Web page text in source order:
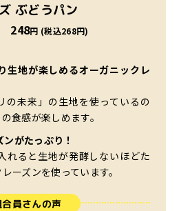
ぶどうパン
248円 (税込268円)
生地が楽しめるオーガニックレ
の未来」の生地を使っているの
食感が楽しめます。
がたっぷり！
れると生地が発酵しないほどた
ーズンを使っています。
合員さんの声